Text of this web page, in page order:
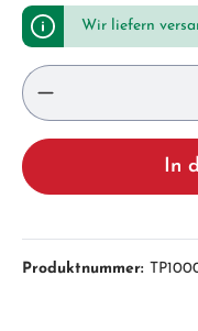
Wir liefern
In
Produktnummer: